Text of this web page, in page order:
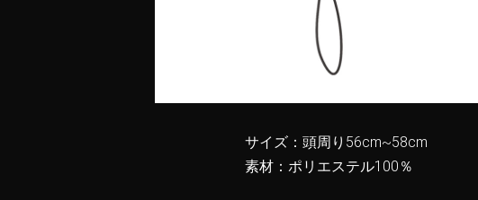
サイズ：頭周り56cm~58cm
素材：ポリエステル100％